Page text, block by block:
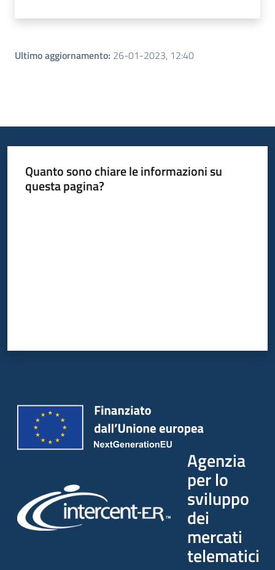
Ultimo aggiornamento: 26-01-2023, 12:40
Quanto sono chiare le informazioni su
questa pagina?
Agenzia
per lo
sviluppo
dei
mercati
telematici